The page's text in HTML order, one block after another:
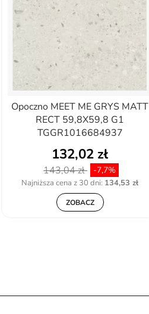
Opoczno MEET ME GRYS MATT
RECT 59,8X59,8 G1
TGGR1016684937
132,02 zł
143,04 zł -7,7%
Najniższa cena z 30 dni: 134,53 zł
ZOBACZ